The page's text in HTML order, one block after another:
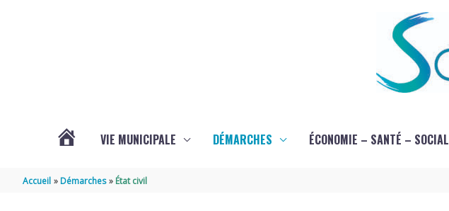
VIE MUNICIPALE DÉMARCHES ÉCONOMIE – SANTÉ – SOCIAL
Accueil Démarches État civil